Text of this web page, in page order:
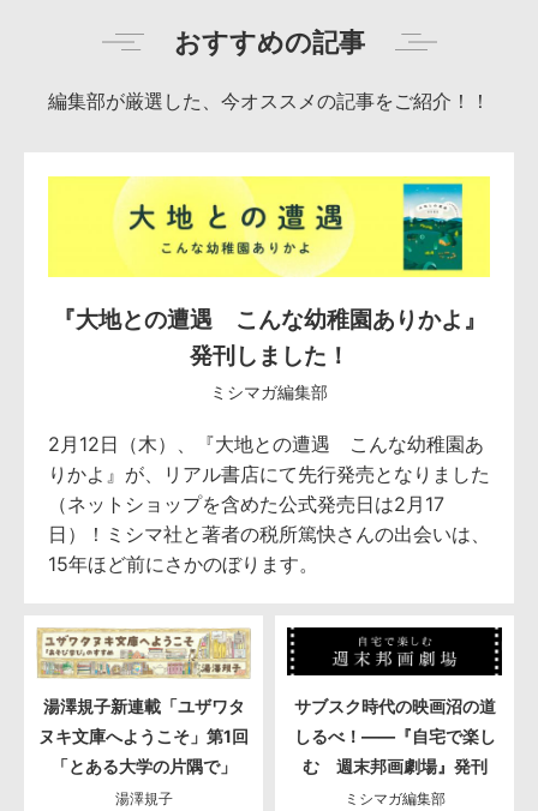
おすすめの記事
編集部が厳選した、今オススメの記事をご紹介！！
『大地との遭遇 こんな幼稚園ありかよ』
発刊しました！
ミシマガ編集部
2月12日（木）、『大地との遭遇 こんな幼稚園あ
りかよ』が、リアル書店にて先行発売となりました
（ネットショップを含めた公式発売日は2月17
日）！ミシマ社と著者の税所篤快さんの出会いは、
15年ほど前にさかのぼります。
湯澤規子新連載「ユザワタ
ヌキ文庫へようこそ」第1回
「とある大学の片隅で」
湯澤規子
サブスク時代の映画沼の道
しるべ！――『自宅で楽し
む 週末邦画劇場』発刊
ミシマガ編集部